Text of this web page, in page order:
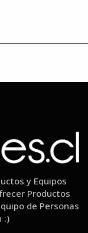
y Equipos
Productos
de Personas
:)